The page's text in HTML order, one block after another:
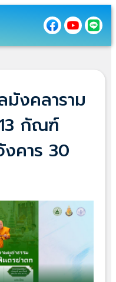
งคลาราม
กัณฑ์
คาร 30